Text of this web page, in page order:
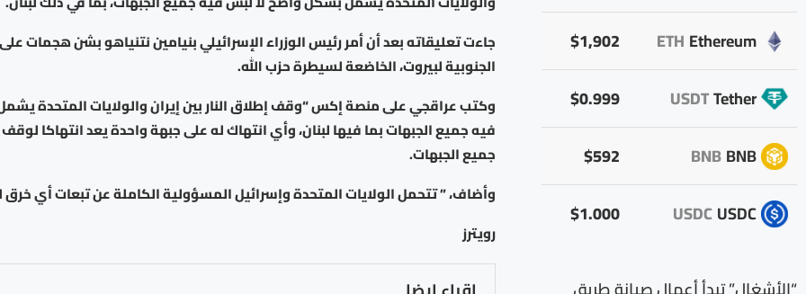
جاءت تعليقاته بعد أن أمر رئيس الوزراء الإسرائيلي بنيامين نتنياهو بشن هجمات
الجنوبية لبيروت، الخاضعة لسيطرة حزب الله.
وكتب عراقجي على منصة إكس “وقف إطلاق النار بين إيران والولايات المتحدة
فيه جميع الجبهات بما فيها لبنان، وأي انتهاك له على جبهة واحدة يعد انتهاكا لوقف
جميع الجبهات.
وأضاف، ” تتحمل الولايات المتحدة وإسرائيل المسؤولية الكاملة عن تبعات أي خرق
رويترز
Ethereum
ETH
$1,902
Tether
USDT
$0.999
BNB
BNB
$592
USDC
USDC
$1.000